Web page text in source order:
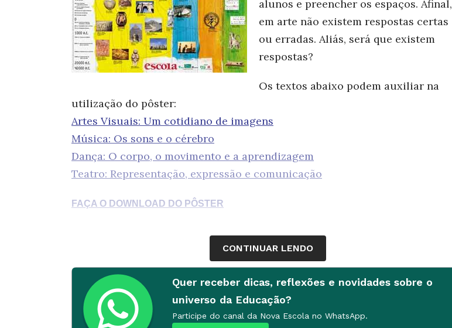
alunos e preencher os espaços. Afinal,
em arte não existem respostas certas
ou erradas. Aliás, será que existem
respostas?
Os textos abaixo podem auxiliar na
utilização do pôster:
Artes Visuais: Um cotidiano de imagens
Música: Os sons e o cérebro
Dança: O corpo, o movimento e a aprendizagem
Teatro: Representação, expressão e comunicação
FAÇA O DOWNLOAD DO PÔSTER
CONTINUAR LENDO
Quer receber dicas, reflexões e novidades sobre o
universo da Educação?
Participe do canal da Nova Escola no WhatsApp.